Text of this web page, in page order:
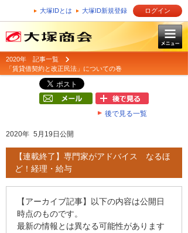
大塚IDとは 大塚ID新規登録 ログイン
2020年 記事一覧
「賃貸借契約と改正民法」についての巻
後で見る一覧
2020年 5月19日公開
【連載終了】専門家がアドバイス なるほ
ど！経理・給与
【アーカイブ記事】以下の内容は公開日
時点のものです。
最新の情報とは異なる可能性があります